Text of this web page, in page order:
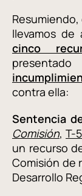
llevamos de
cinco
presentado
contra ella:
Sentencia
Comisión, T-
un recurso
Comisión de
Desarrollo